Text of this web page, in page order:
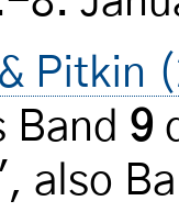
Pitkin
Band 9
also